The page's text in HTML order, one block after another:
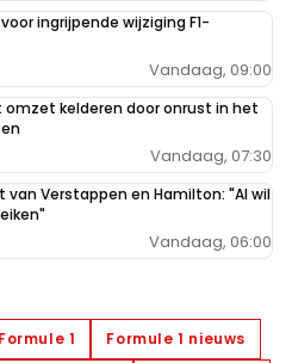
ingrijpende wijziging F1-
Vandaag, 09:00
omzet kelderen door onrust in het
Vandaag, 07:30
van Verstappen en Hamilton: "Al wil
Vandaag, 06:00
Formule 1
Formule 1 nieuws